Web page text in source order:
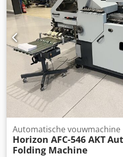
Automatische vouwmachine
Horizon AFC-546 AKT
Folding Machine